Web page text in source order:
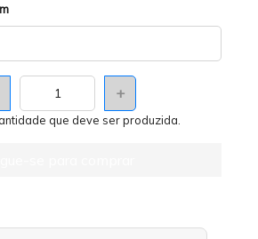
+
que deve ser produzida.